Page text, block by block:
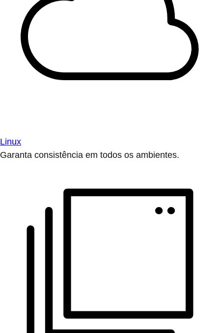
Linux
Garanta consistência em todos os ambientes.